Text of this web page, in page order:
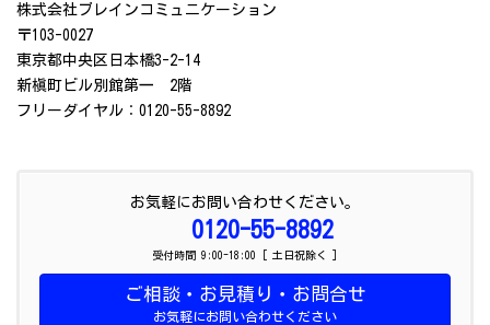
株式会社ブレインコミュニケーション
〒103-0027
東京都中央区日本橋3-2-14
新槇町ビル別館第一 2階
フリーダイヤル：0120-55-8892
お気軽にお問い合わせください。
0120-55-8892
受付時間 9:00-18:00 [ 土日祝除く ]
ご相談・お見積り・お問合せ
お気軽にお問い合わせください